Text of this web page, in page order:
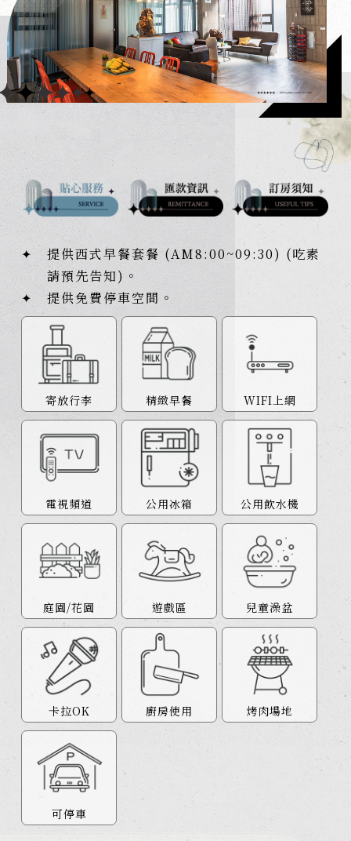
✦提供西式早餐套餐 (AM8:00~09:30) (吃素
請預先告知)。
✦提供免費停車空間。
寄放行李 精緻早餐 WIFI上網
電視頻道 公用冰箱 公用飲水機
庭園/花園 遊戲區 兒童澡盆
卡拉OK 廚房使用 烤肉場地
可停車